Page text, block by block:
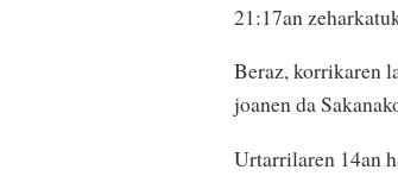
21:17an
Beraz, korrikaren
joanen da
Urtarrilaren 14an